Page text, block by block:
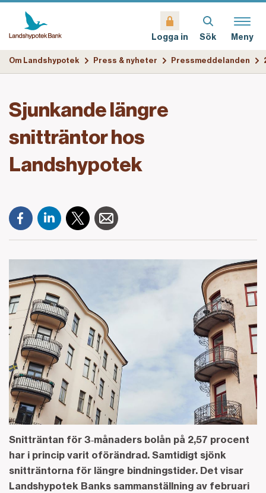
Logga in Sök Meny
Om Landshypotek Press & nyheter Pressmeddelanden
Sjunkande längre
snitträntor hos
Landshypotek
Snitträntan för 3‑månaders bolån på 2,57 procent
har i princip varit oförändrad. Samtidigt sjönk
snitträntorna för längre bindningstider. Det visar
Landshypotek Banks sammanställning av februari